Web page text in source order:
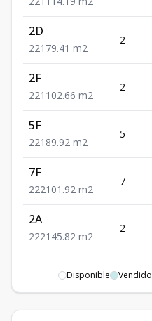
2D
221 79.41 m2
2
2F
221 102.66 m2
2
5F
221 89.92 m2
5
7F
222101.92 m2
7
2A
222145.82 m2
2
Disponible Vendido